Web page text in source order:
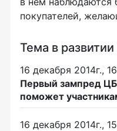
покупателей,
Тема в развитии
16 декабря 2014г.,
Первый зампред
поможет
16 декабря 2014г.,